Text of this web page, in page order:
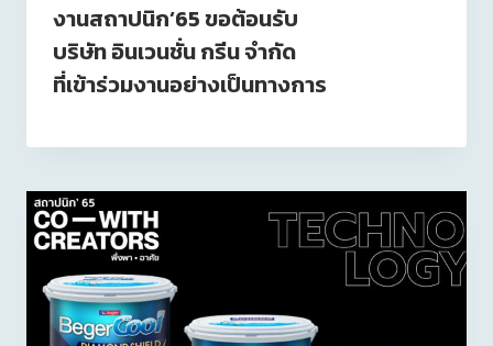
งานสถาปนิก’65 ขอต้อนรับ
บริษัท อินเวนชั่น กรีน จำกัด
ที่เข้าร่วมงานอย่างเป็นทางการ